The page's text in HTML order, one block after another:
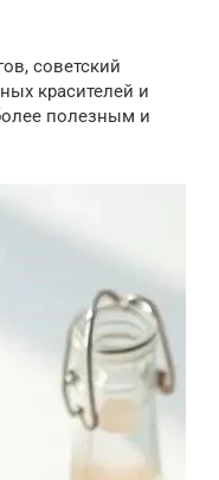
советский
красителей и
полезным и